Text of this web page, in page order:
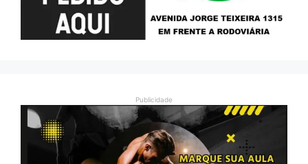
Publicidade